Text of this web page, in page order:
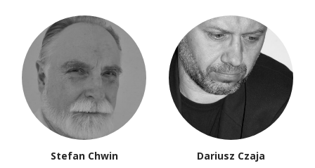
Stefan Chwin Dariusz Czaja